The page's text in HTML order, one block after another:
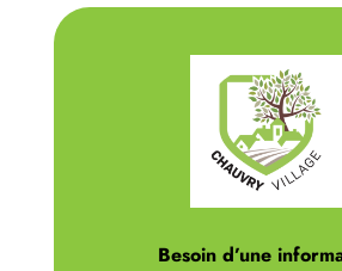
Besoin d’une